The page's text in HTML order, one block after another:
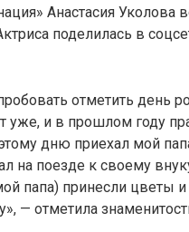
Анастасия
поделилась в
отметить день
уже, и в прошлом году
дню приехал мой
на поезде к своему
папа) принесли цветы и
— отметила